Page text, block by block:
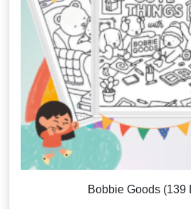
Bobbie Goods (139